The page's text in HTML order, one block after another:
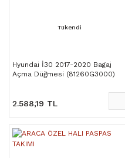
Tükendi
Hyundai İ30 2017-2020 Bagaj
Açma Düğmesi (81260G3000)
2.588,19 TL